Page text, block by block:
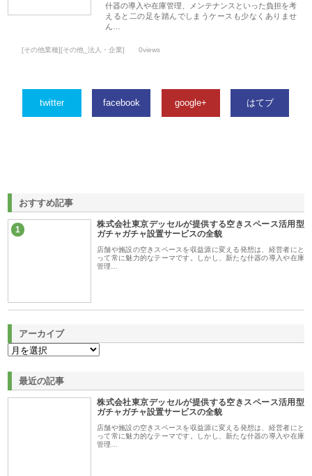
什器の導入や在庫管理、メンテナンスといった負担を考
えると二の足を踏んでしまうケースも少なくありませ
ん…
[その他業種][その他_法人・企業] 0views
twitter facebook google+ はてブ
おすすめ記事
1
株式会社東京デッセルが提供する空きスペース活用型
ガチャガチャ設置サービスの全貌
店舗や施設の空きスペースを収益源に変える発想は、経営者にと
って常に魅力的なテーマです。しかし、新たな什器の導入や在庫
管理…
アーカイブ
最近の記事
株式会社東京デッセルが提供する空きスペース活用型
ガチャガチャ設置サービスの全貌
店舗や施設の空きスペースを収益源に変える発想は、経営者にと
って常に魅力的なテーマです。しかし、新たな什器の導入や在庫
管理…